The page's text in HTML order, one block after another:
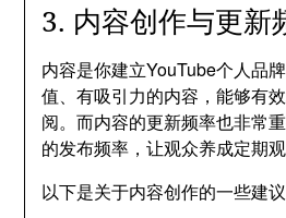
3. 内容创作与更新
内容是你建立YouTube个人品
值、有吸引力的内容，能够有
阅。而内容的更新频率也非常
的发布频率，让观众养成定期观
以下是关于内容创作的一些建议